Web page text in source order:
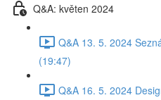
Q&A: květen 2024
Q&A 13. 5. 2024
(19:47)
Q&A 16. 5. 2024